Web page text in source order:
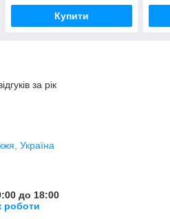
Купити
за рік
Україна
до 18:00
роботи